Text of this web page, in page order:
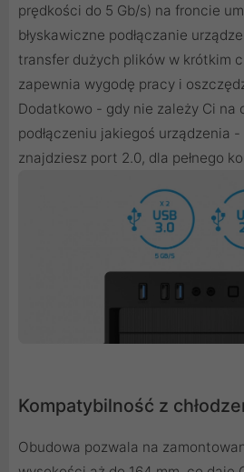
prędkości do 5 Gb/s) na froncie
błyskawiczne podłączanie
transfer dużych plików w krótkim
zapewnia wygodę pracy i
Dodatkowo - gdy nie zależy Ci na
podłączeniu jakiegoś urządzenia
znajdziesz port 2.0, dla pełnego
Kompatybilność z
Obudowa pozwala na